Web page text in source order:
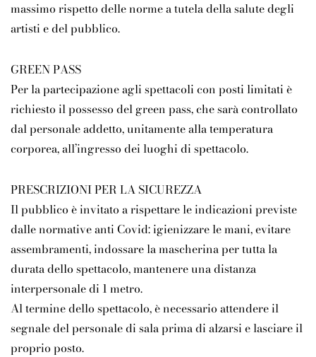
massimo rispetto delle norme a tutela della salute degli
artisti e del pubblico.
GREEN PASS
Per la partecipazione agli spettacoli con posti limitati è
richiesto il possesso del green pass, che sarà controllato
dal personale addetto, unitamente alla temperatura
corporea, all’ingresso dei luoghi di spettacolo.
PRESCRIZIONI PER LA SICUREZZA
Il pubblico è invitato a rispettare le indicazioni previste
dalle normative anti Covid: igienizzare le mani, evitare
assembramenti, indossare la mascherina per tutta la
durata dello spettacolo, mantenere una distanza
interpersonale di 1 metro.
Al termine dello spettacolo, è necessario attendere il
segnale del personale di sala prima di alzarsi e lasciare il
proprio posto.